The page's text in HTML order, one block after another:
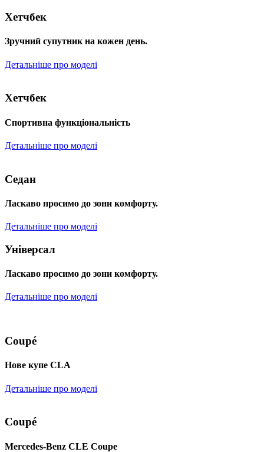
Хетчбек
Зручний супутник на кожен день.
Детальніше про моделі
Хетчбек
Спортивна функціональність
Детальніше про моделі
Седан
Ласкаво просимо до зони комфорту.
Детальніше про моделі
Універсал
Ласкаво просимо до зони комфорту.
Детальніше про моделі
Coupé
Нове купе CLA
Детальніше про моделі
Coupé
Mercedes-Benz CLE Coupe